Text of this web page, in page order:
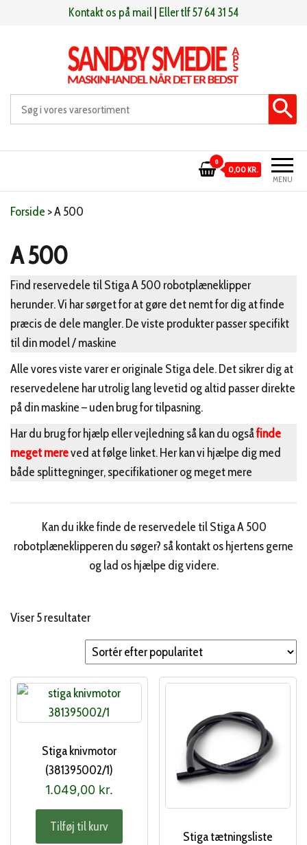
Kontakt os på mail Eller tlf 57 64 31 54
Sandby smeden Maskinhandel når det er bedst
MENU
0
0,00 KR.
Forside >A 500
A 500
Find reservedele til Stiga A 500 robotplæneklipper
herunder. Vi har sørget for at gøre det nemt for dig at finde
præcis de dele mangler. De viste produkter passer specifikt
til din model / maskine
Alle vores viste varer er originale Stiga dele. Det sikrer dig at
reservedelene har utrolig lang levetid og altid passer direkte
på din maskine – uden brug for tilpasning.
Har du brug for hjælp eller vejledning så kan du ogsåfinde
meget mereved at følge linket. Her kan vi hjælpe dig med
både splittegninger, specifikationer og meget mere
Kan du ikke finde de reservedele til Stiga A 500
robotplæneklipperen du søger? så kontakt os hjertens gerne
og lad os hjælpe dig videre.
Viser 5 resultaterSorteret
efter
popularitet
Stiga knivmotor
(381395002/1)
1.049,00 kr.
Tilføj til kurv
Stiga tætningsliste